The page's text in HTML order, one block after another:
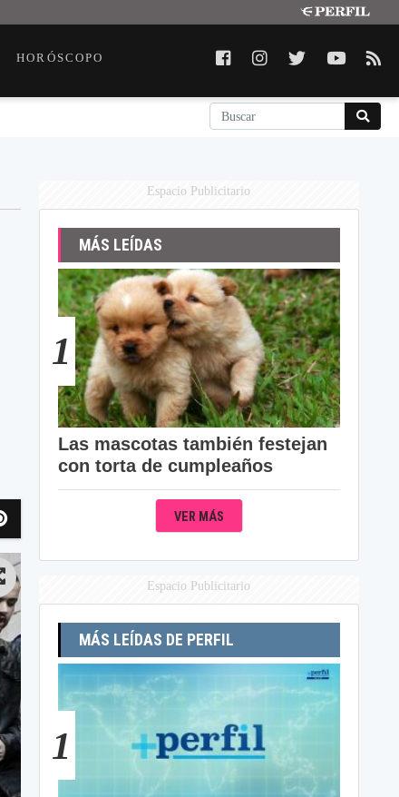
HORÓSCOPO
Espacio Publicitario
MÁS LEÍDAS
1
Las mascotas también festejan
con torta de cumpleaños
VER MÁS
Espacio Publicitario
MÁS LEÍDAS DE PERFIL
1